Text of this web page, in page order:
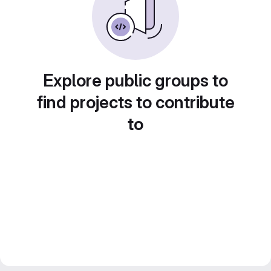
Explore public groups to
find projects to contribute
to